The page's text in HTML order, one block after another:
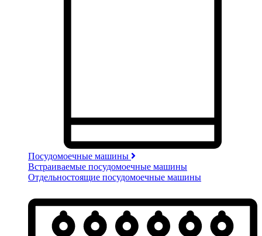
Посудомоечные машины
Встраиваемые посудомоечные машины
Отдельностоящие посудомоечные машины